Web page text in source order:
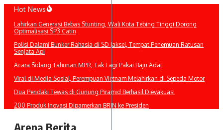
Lewati
konten
Hot News
Lahirkan Generasi Bebas Stunting, Wali Kota Tebing Tinggi Dorong
Optimalisasi SP3 Catin
Polisi Dalami Bunker Rahasia di SD Jaksel, Tempat Penemuan Ratusan
Senjata Api
Acara Sidang Tahunan MPR, Tak Lagi Pakai Baju Adat
Viral di Media Sosial, Perempuan Vietnam Melahirkan di Sepeda Motor
Dua Pendaki Tewas di Gunung Piramid Berhasil Dievakuasi
200 Produk Inovasi Dipamerkan BRIN ke Presiden